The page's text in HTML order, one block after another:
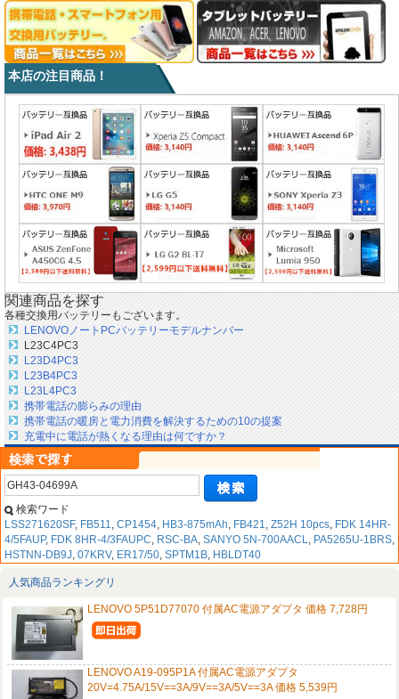
本店の注目商品！
関連商品を探す
各種交換用バッテリーもございます。
LENOVOノートPCバッテリーモデルナンバー
L23C4PC3
L23D4PC3
L23B4PC3
L23L4PC3
携帯電話の膨らみの理由
携帯電話の暖房と電力消費を解決するための10の提案
充電中に電話が熱くなる理由は何ですか？
検索ワード
LSS271620SF, FB511, CP1454, HB3-875mAh, FB421, Z52H 10pcs, FDK 14HR-
4/5FAUP, FDK 8HR-4/3FAUPC, RSC-BA, SANYO 5N-700AACL, PA5265U-1BRS,
HSTNN-DB9J, 07KRV, ER17/50, SPTM1B, HBLDT40
人気商品ランキングリ
LENOVO 5P51D77070 付属AC電源アダプタ 価格 7,728円
LENOVO A19-095P1A 付属AC電源アダプタ
20V=4.75A/15V==3A/9V==3A/5V==3A 価格 5,539円